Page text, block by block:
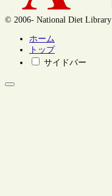
© 2006- National Diet Library
ホーム
トップ
サイドバー